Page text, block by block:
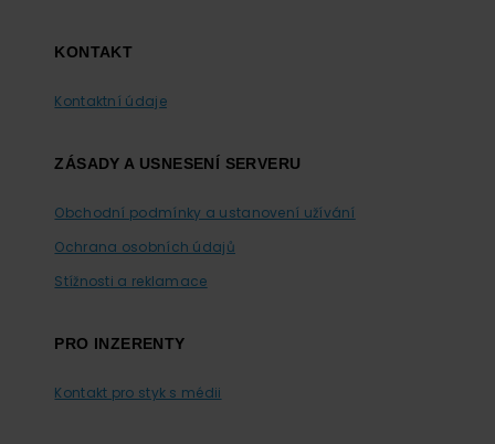
KONTAKT
Kontaktní údaje
ZÁSADY A USNESENÍ SERVERU
Obchodní podmínky a ustanovení užívání
Ochrana osobních údajů
Stížnosti a reklamace
PRO INZERENTY
Kontakt pro styk s médii